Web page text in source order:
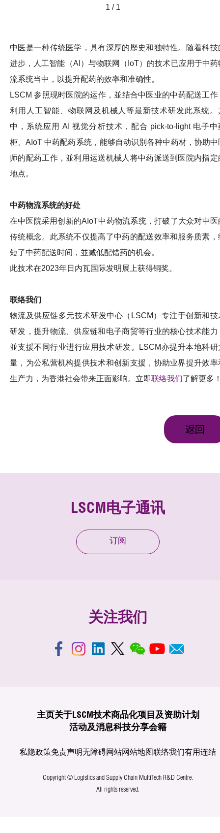
1 / 1
中医是一种传统医学，具有深厚的歷史和独特性。随着科技
进步，人工智能（AI）与物联网（IoT）的技术已应用于中药
流系统当中，以提升配药的效率和准确性。
LSCM 参照现时医院的运作，並结合中医业的中药配送工作
利用人工智能、物联网及机械人等最新技术研发此系统。
中，系统应用 AI 视觉分析技术，配合 pick-to-light 电子中
柜、AIoT 中药配药系统，能够自动识別各种中药材，协助中
师的配药工作，並利用运送机械人将中药派送到医院内指定
地点。
中药物流系统的好处
在中医院采用创新的AIoT中药物流系统，打破了大众对中医
传统概念。此系统不仅提高了中药的配送效率和服务质素，
短了中药配送时间，並减低配错药的机会。
此技术在2023年日内瓦国际发明展上获得铜奖。
联络我们
物流及供应链多元技术研发中心（LSCM）专注于创新和技
研发，提升物流、供应链和电子商贸等行业的核心技术能力
並支援不同行业进行应用技术研发。LSCM亦提升本地科研
量，为公私营机构提供技术和创新支援，协助业界提升效率
生产力，为香港社会带来正面影响。立即联络我们了解更多
返回
LSCM电子通讯
订阅
关注我们
主页关于LSCM技术商品化项目及资助计划
活动及消息科技分享会籍
私隐政策免责声明无障碍网站网站地图联络我们有用连结
Copyright © Logistics and Supply Chain MultiTech R&D Centre.
All rights reserved.